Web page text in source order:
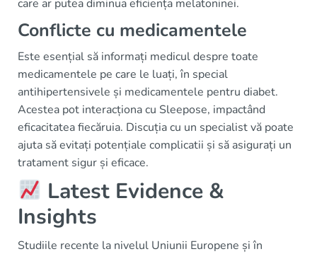
care ar putea diminua eficiența melatoninei.
Conflicte cu medicamentele
Este esențial să informați medicul despre toate
medicamentele pe care le luați, în special
antihipertensivele și medicamentele pentru diabet.
Acestea pot interacționa cu Sleepose, impactând
eficacitatea fiecăruia. Discuția cu un specialist vă poate
ajuta să evitați potențiale complicatii și să asigurați un
tratament sigur și eficace.
Latest Evidence &
Insights
Studiile recente la nivelul Uniunii Europene și în